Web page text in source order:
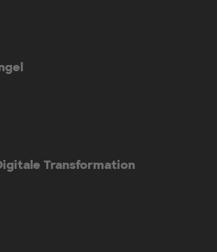
Transformation